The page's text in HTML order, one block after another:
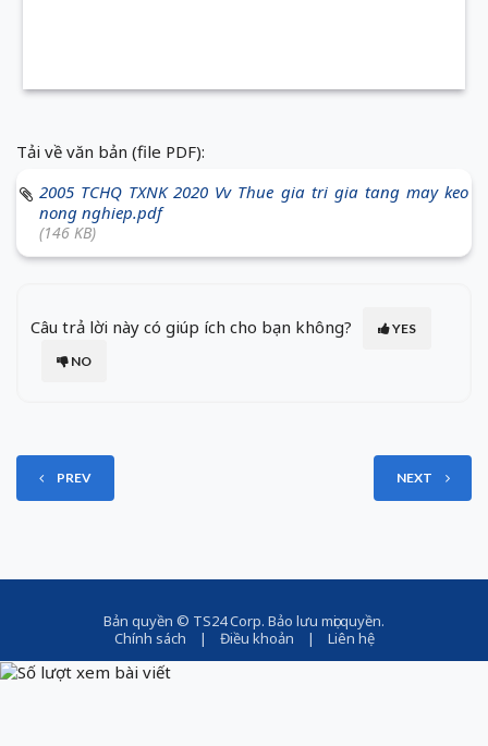
Tải về văn bản (file PDF):
2005 TCHQ TXNK 2020 Vv Thue gia tri gia tang may keo
nong nghiep.pdf
(146 KB)
Câu trả lời này có giúp ích cho bạn không?
YES
NO
PREV NEXT
Bản quyền © TS24 Corp. Bảo lưu mọi quyền.
Chính sách | Điều khoản | Liên hệ